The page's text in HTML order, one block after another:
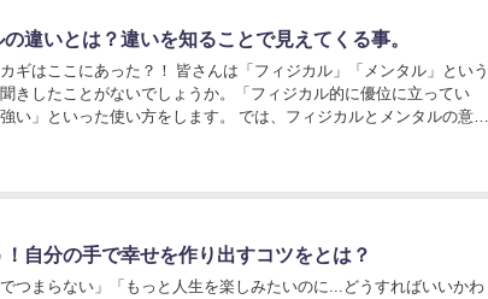
違いとは？違いを知ることで見えてくる事。
ギはここにあった？！ 皆さんは「フィジカル」「メンタル」という
きしたことがないでしょうか。「フィジカル的に優位に立ってい
い」といった使い方をします。 では、フィジカルとメンタルの意味
自分の手で幸せを作り出すコツをとは？
つまらない」「もっと人生を楽しみたいのに...どうすればいいかわ